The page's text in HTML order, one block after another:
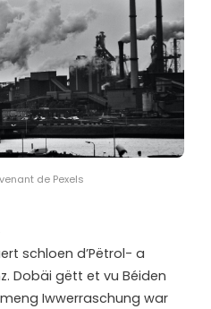
de Pexels
schloen d’Pëtrol- a
Dobäi gëtt et vu Béiden
Iwwerraschung war